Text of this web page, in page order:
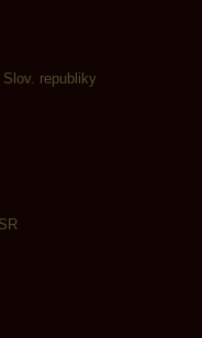
republiky